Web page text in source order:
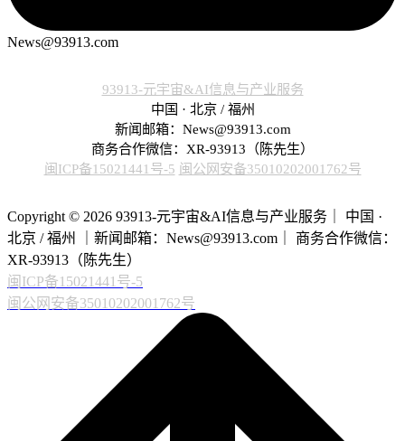
News@93913.com
93913-元宇宙&AI信息与产业服务
中国 · 北京 / 福州
新闻邮箱：News@93913.com
商务合作微信：XR-93913（陈先生）
闽ICP备15021441号-5 闽公网安备35010202001762号
Copyright © 2026 93913-元宇宙&AI信息与产业服务｜ 中国 ·
北京 / 福州 ｜新闻邮箱：News@93913.com｜ 商务合作微信：
XR-93913（陈先生）
闽ICP备15021441号-5
闽公网安备35010202001762号